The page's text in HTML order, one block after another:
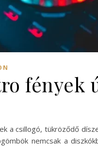
fények
a csillogó, tükröződő
nemcsak a